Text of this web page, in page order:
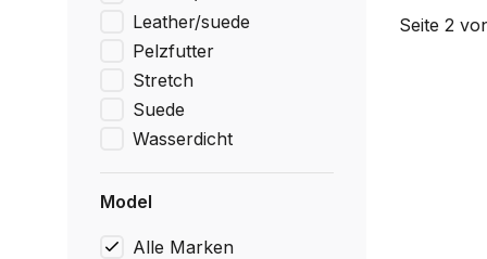
Leather/suede
Pelzfutter
Stretch
Suede
Wasserdicht
Model
Alle Marken
Seite 2